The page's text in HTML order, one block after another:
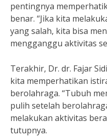
pentingnya
benar. “Jika kita
yang salah, kita bisa
mengganggu aktivitas
Terakhir, Dr. dr. Fajar
kita memperhatikan
berolahraga. “Tubuh
pulih setelah
melakukan aktivitas
tutupnya.